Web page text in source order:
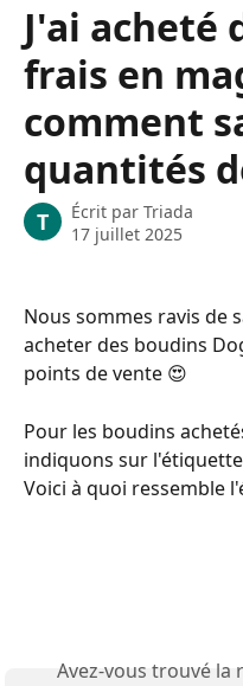
J'ai acheté
frais en
comment
quantités
T Écrit par Triada
17 juillet 2025
Nous sommes ravis de
acheter des boudins
points de vente 😍
Pour les boudins
indiquons sur
Voici à quoi ressemble
Avez-vous trouvé la